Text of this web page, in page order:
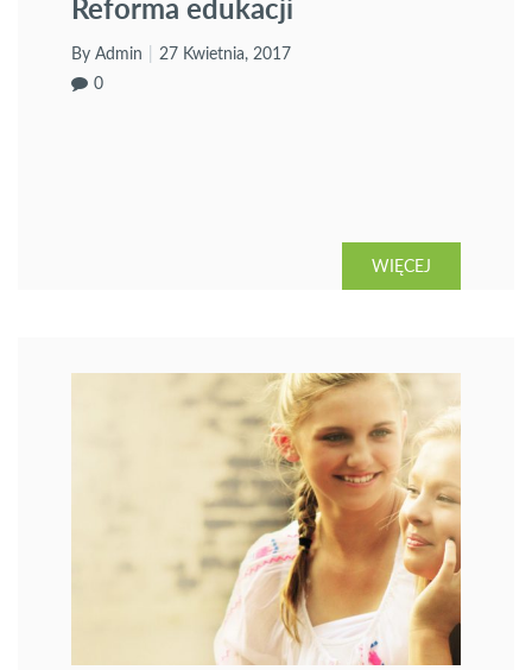
Reforma edukacji
By Admin
27 Kwietnia, 2017
0
WIĘCEJ